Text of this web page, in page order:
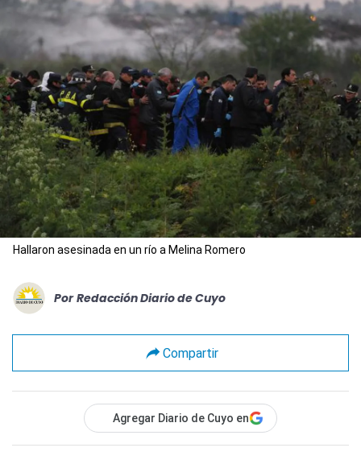
Hallaron asesinada en un río a Melina Romero
Por Redacción Diario de Cuyo
Compartir
Agregar Diario de Cuyo en